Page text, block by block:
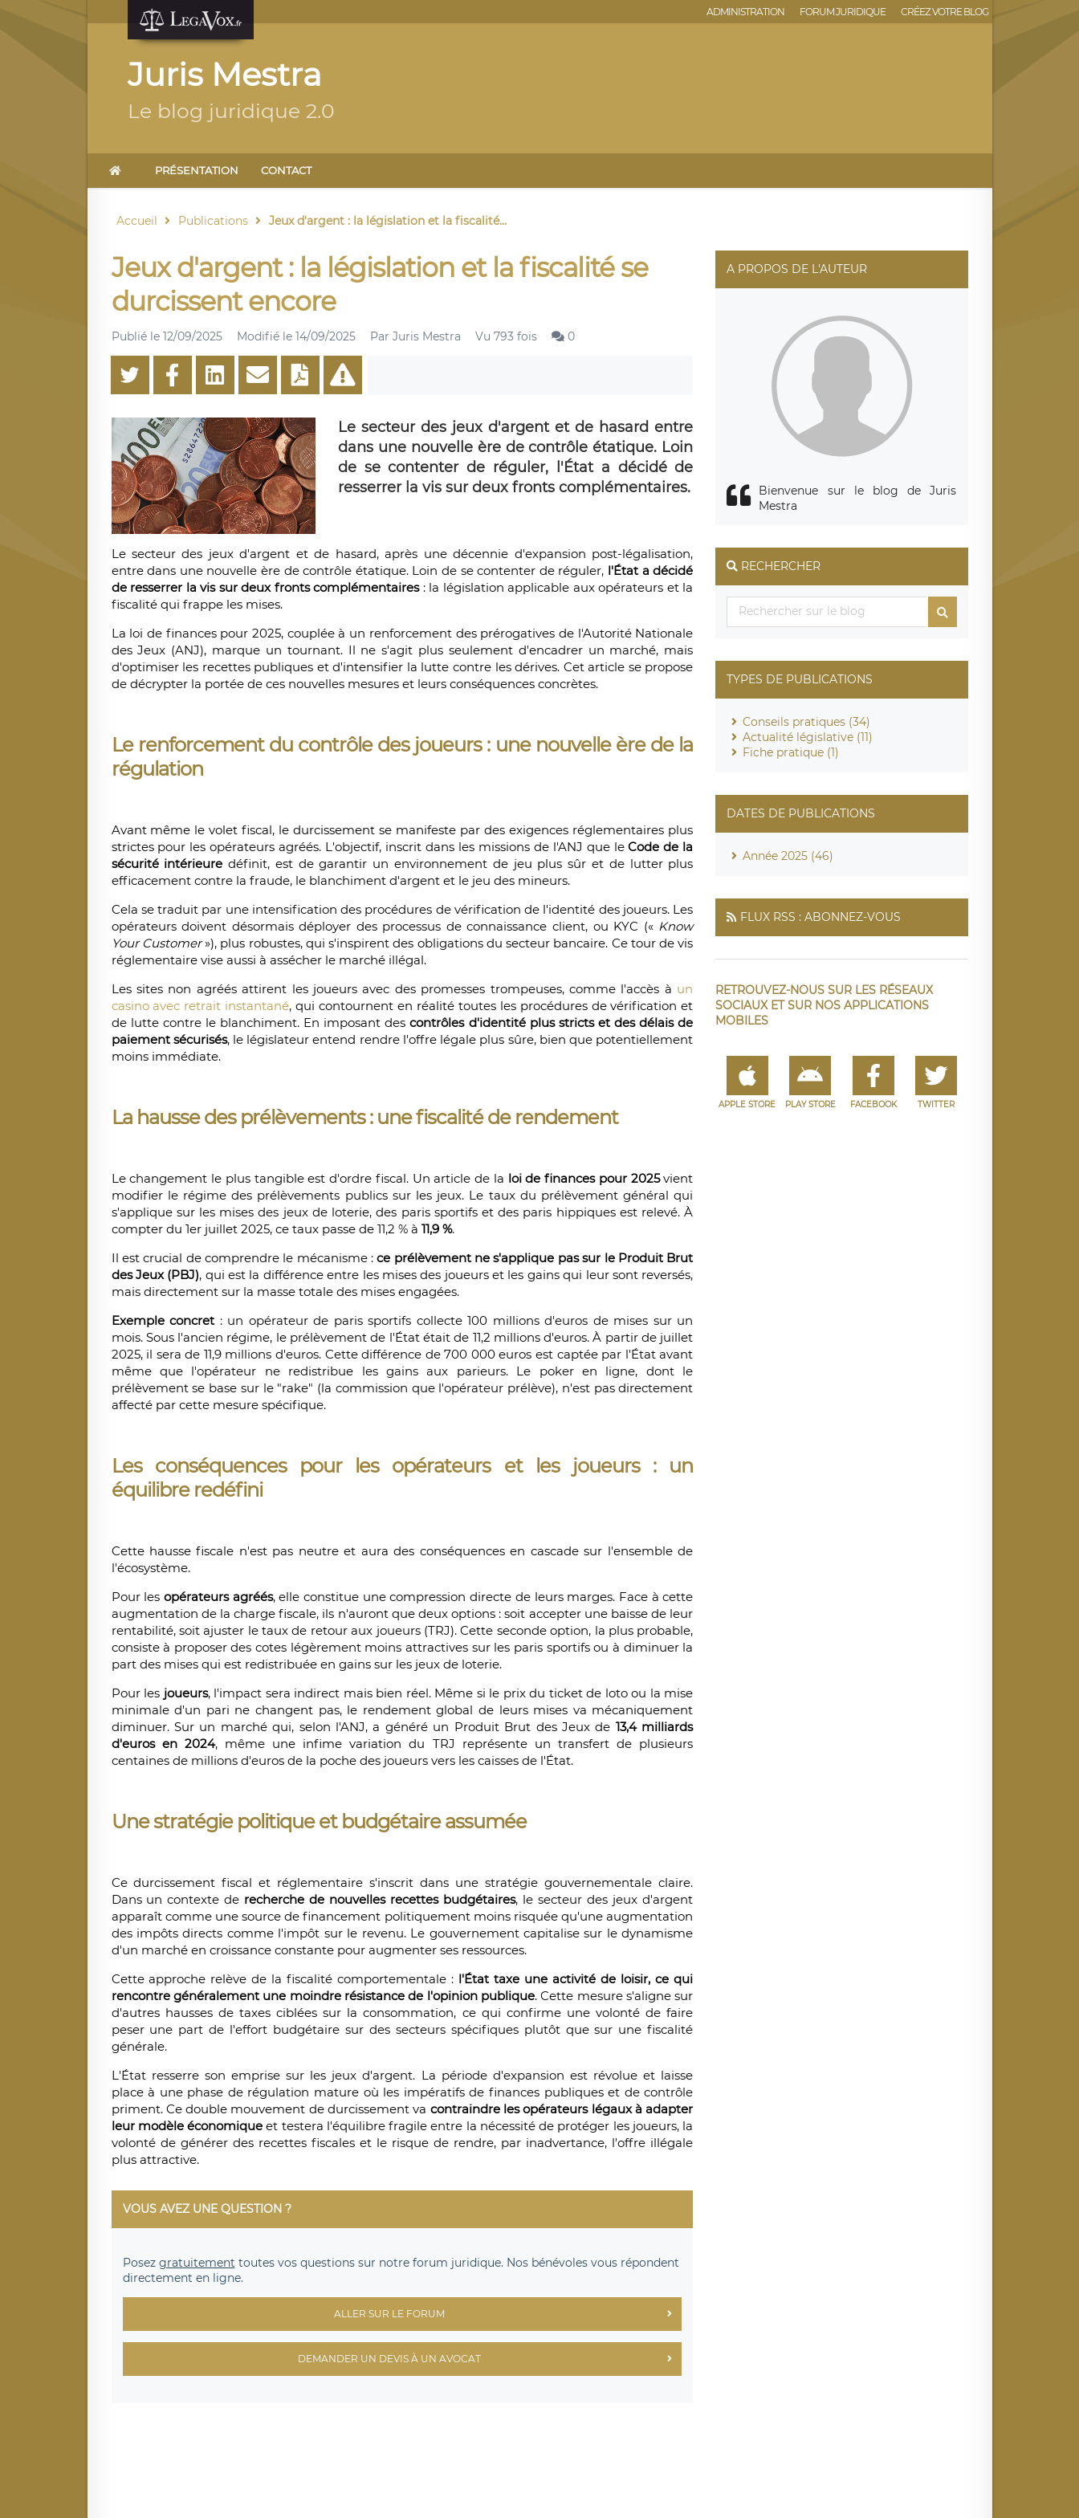
ADMINISTRATION FORUM JURIDIQUE CRÉEZ VOTRE BLOG
Juris Mestra
Le blog juridique 2.0
PRÉSENTATION CONTACT
Accueil Publications Jeux d'argent : la législation et la fiscalité...
Jeux d'argent : la législation et la fiscalité se
durcissent encore
Publié le 12/09/2025 Modifié le 14/09/2025 Par Juris Mestra Vu 793 fois 0
Le secteur des jeux d'argent et de hasard entre
dans une nouvelle ère de contrôle étatique. Loin
de se contenter de réguler, l'État a décidé de
resserrer la vis sur deux fronts complémentaires.
Le secteur des jeux d'argent et de hasard, après une décennie d'expansion post-légalisation,
entre dans une nouvelle ère de contrôle étatique. Loin de se contenter de réguler, l'État a décidé
de resserrer la vis sur deux fronts complémentaires: la législation applicable aux opérateurs et la
fiscalité qui frappe les mises.
La loi de finances pour 2025, couplée à un renforcement des prérogatives de l'Autorité Nationale
des Jeux (ANJ), marque un tournant. Il ne s'agit plus seulement d'encadrer un marché, mais
d'optimiser les recettes publiques et d'intensifier la lutte contre les dérives. Cet article se propose
de décrypter la portée de ces nouvelles mesures et leurs conséquences concrètes.
Le renforcement du contrôle des joueurs : une nouvelle ère de la
régulation
Avant même le volet fiscal, le durcissement se manifeste par des exigences réglementaires plus
strictes pour les opérateurs agréés. L'objectif, inscrit dans les missions de l'ANJ que leCode de la
sécurité intérieure définit, est de garantir un environnement de jeu plus sûr et de lutter plus
efficacement contre la fraude, le blanchiment d'argent et le jeu des mineurs.
Cela se traduit par une intensification des procédures de vérification de l'identité des joueurs. Les
opérateurs doivent désormais déployer des processus de connaissance client, ou KYC (« Know
Your Customer»), plus robustes, qui s'inspirent des obligations du secteur bancaire. Ce tour de vis
réglementaire vise aussi à assécher le marché illégal.
Les sites non agréés attirent les joueurs avec des promesses trompeuses, comme l'accès à un
casino avec retrait instantané, qui contournent en réalité toutes les procédures de vérification et
de lutte contre le blanchiment. En imposant descontrôles d'identité plus stricts et des délais de
paiement sécurisés, le législateur entend rendre l'offre légale plus sûre, bien que potentiellement
moins immédiate.
La hausse des prélèvements : une fiscalité de rendement
Le changement le plus tangible est d'ordre fiscal. Un article de la loi de finances pour 2025vient
modifier le régime des prélèvements publics sur les jeux. Le taux du prélèvement général qui
s'applique sur les mises des jeux de loterie, des paris sportifs et des paris hippiques est relevé. À
compter du 1er juillet 2025, ce taux passe de 11,2 % à 11,9 %.
Il est crucial de comprendre le mécanisme :ce prélèvement ne s'applique pas sur le Produit Brut
des Jeux (PBJ), qui est la différence entre les mises des joueurs et les gains qui leur sont reversés,
mais directement sur la masse totale des mises engagées.
Exemple concret: un opérateur de paris sportifs collecte 100 millions d'euros de mises sur un
mois. Sous l'ancien régime, le prélèvement de l'État était de 11,2 millions d'euros. À partir de juillet
2025, il sera de 11,9 millions d'euros. Cette différence de 700 000 euros est captée par l'État avant
même que l'opérateur ne redistribue les gains aux parieurs. Le poker en ligne, dont le
prélèvement se base sur le "rake" (la commission que l'opérateur prélève), n'est pas directement
affecté par cette mesure spécifique.
Les conséquences pour les opérateurs et les joueurs : un
équilibre redéfini
Cette hausse fiscale n'est pas neutre et aura des conséquences en cascade sur l'ensemble de
l'écosystème.
Pour les opérateurs agréés, elle constitue une compression directe de leurs marges. Face à cette
augmentation de la charge fiscale, ils n'auront que deux options : soit accepter une baisse de leur
rentabilité, soit ajuster le taux de retour aux joueurs (TRJ). Cette seconde option, la plus probable,
consiste à proposer des cotes légèrement moins attractives sur les paris sportifs ou à diminuer la
part des mises qui est redistribuée en gains sur les jeux de loterie.
Pour les joueurs, l'impact sera indirect mais bien réel. Même si le prix du ticket de loto ou la mise
minimale d'un pari ne changent pas, le rendement global de leurs mises va mécaniquement
diminuer. Sur un marché qui, selon l'ANJ, a généré un Produit Brut des Jeux de 13,4 milliards
d'euros en 2024, même une infime variation du TRJ représente un transfert de plusieurs
centaines de millions d'euros de la poche des joueurs vers les caisses de l'État.
Une stratégie politique et budgétaire assumée
Ce durcissement fiscal et réglementaire s'inscrit dans une stratégie gouvernementale claire.
Dans un contexte de recherche de nouvelles recettes budgétaires, le secteur des jeux d'argent
apparaît comme une source de financement politiquement moins risquée qu'une augmentation
des impôts directs comme l'impôt sur le revenu. Le gouvernement capitalise sur le dynamisme
d'un marché en croissance constante pour augmenter ses ressources.
Cette approche relève de la fiscalité comportementale : l'État taxe une activité de loisir, ce qui
rencontre généralement une moindre résistance de l'opinion publique. Cette mesure s'aligne sur
d'autres hausses de taxes ciblées sur la consommation, ce qui confirme une volonté de faire
peser une part de l'effort budgétaire sur des secteurs spécifiques plutôt que sur une fiscalité
générale.
L'État resserre son emprise sur les jeux d'argent. La période d'expansion est révolue et laisse
place à une phase de régulation mature où les impératifs de finances publiques et de contrôle
priment. Ce double mouvement de durcissement va contraindre les opérateurs légaux à adapter
leur modèle économique et testera l'équilibre fragile entre la nécessité de protéger les joueurs, la
volonté de générer des recettes fiscales et le risque de rendre, par inadvertance, l'offre illégale
plus attractive.
VOUS AVEZ UNE QUESTION ?
Posez gratuitement toutes vos questions sur notre forum juridique. Nos bénévoles vous répondent
directement en ligne.
ALLER SUR LE FORUM
DEMANDER UN DEVIS À UN AVOCAT
A PROPOS DE L'AUTEUR
Bienvenue sur le blog de Juris
Mestra
RECHERCHER
TYPES DE PUBLICATIONS
Conseils pratiques (34)
Actualité législative (11)
Fiche pratique (1)
DATES DE PUBLICATIONS
Année 2025 (46)
FLUX RSS : ABONNEZ-VOUS
RETROUVEZ-NOUS SUR LES RÉSEAUX
SOCIAUX ET SUR NOS APPLICATIONS
MOBILES
APPLE STORE PLAY STORE FACEBOOK TWITTER